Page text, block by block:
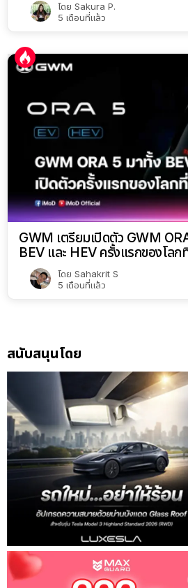
โดย Sakura P.
5 เดือนที่แล้ว
GWM เตรียมเปิดตัว GWM
BEV และ HEV ครั้งแรกของโล
โดย Sahakrit S
5 เดือนที่แล้ว
สนับสนุนโดย